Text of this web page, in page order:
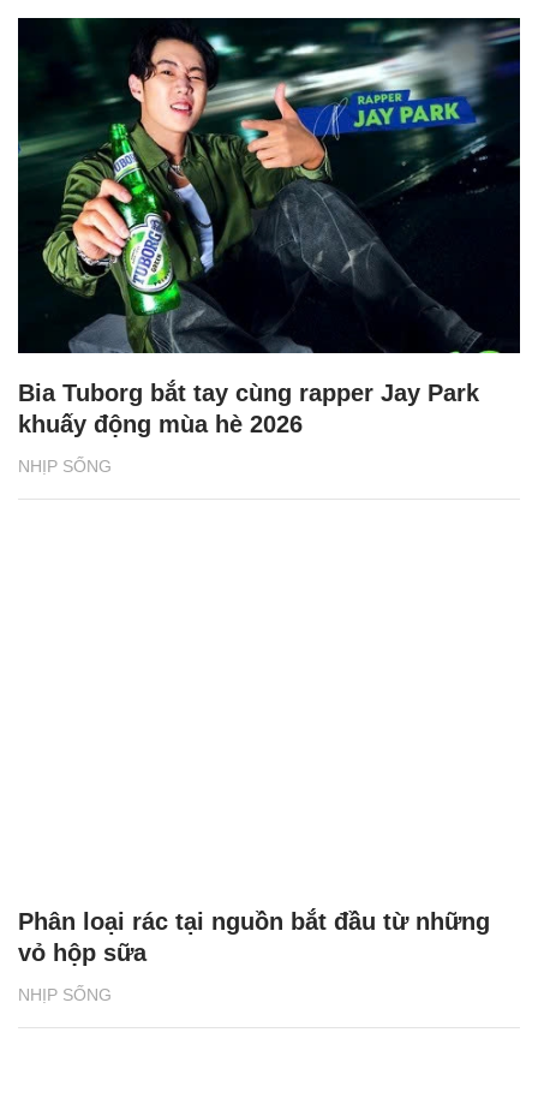
NHỊP SỐNG
Bia Tuborg bắt tay cùng rapper Jay Park
khuấy động mùa hè 2026
NHỊP SỐNG
Phân loại rác tại nguồn bắt đầu từ những
vỏ hộp sữa